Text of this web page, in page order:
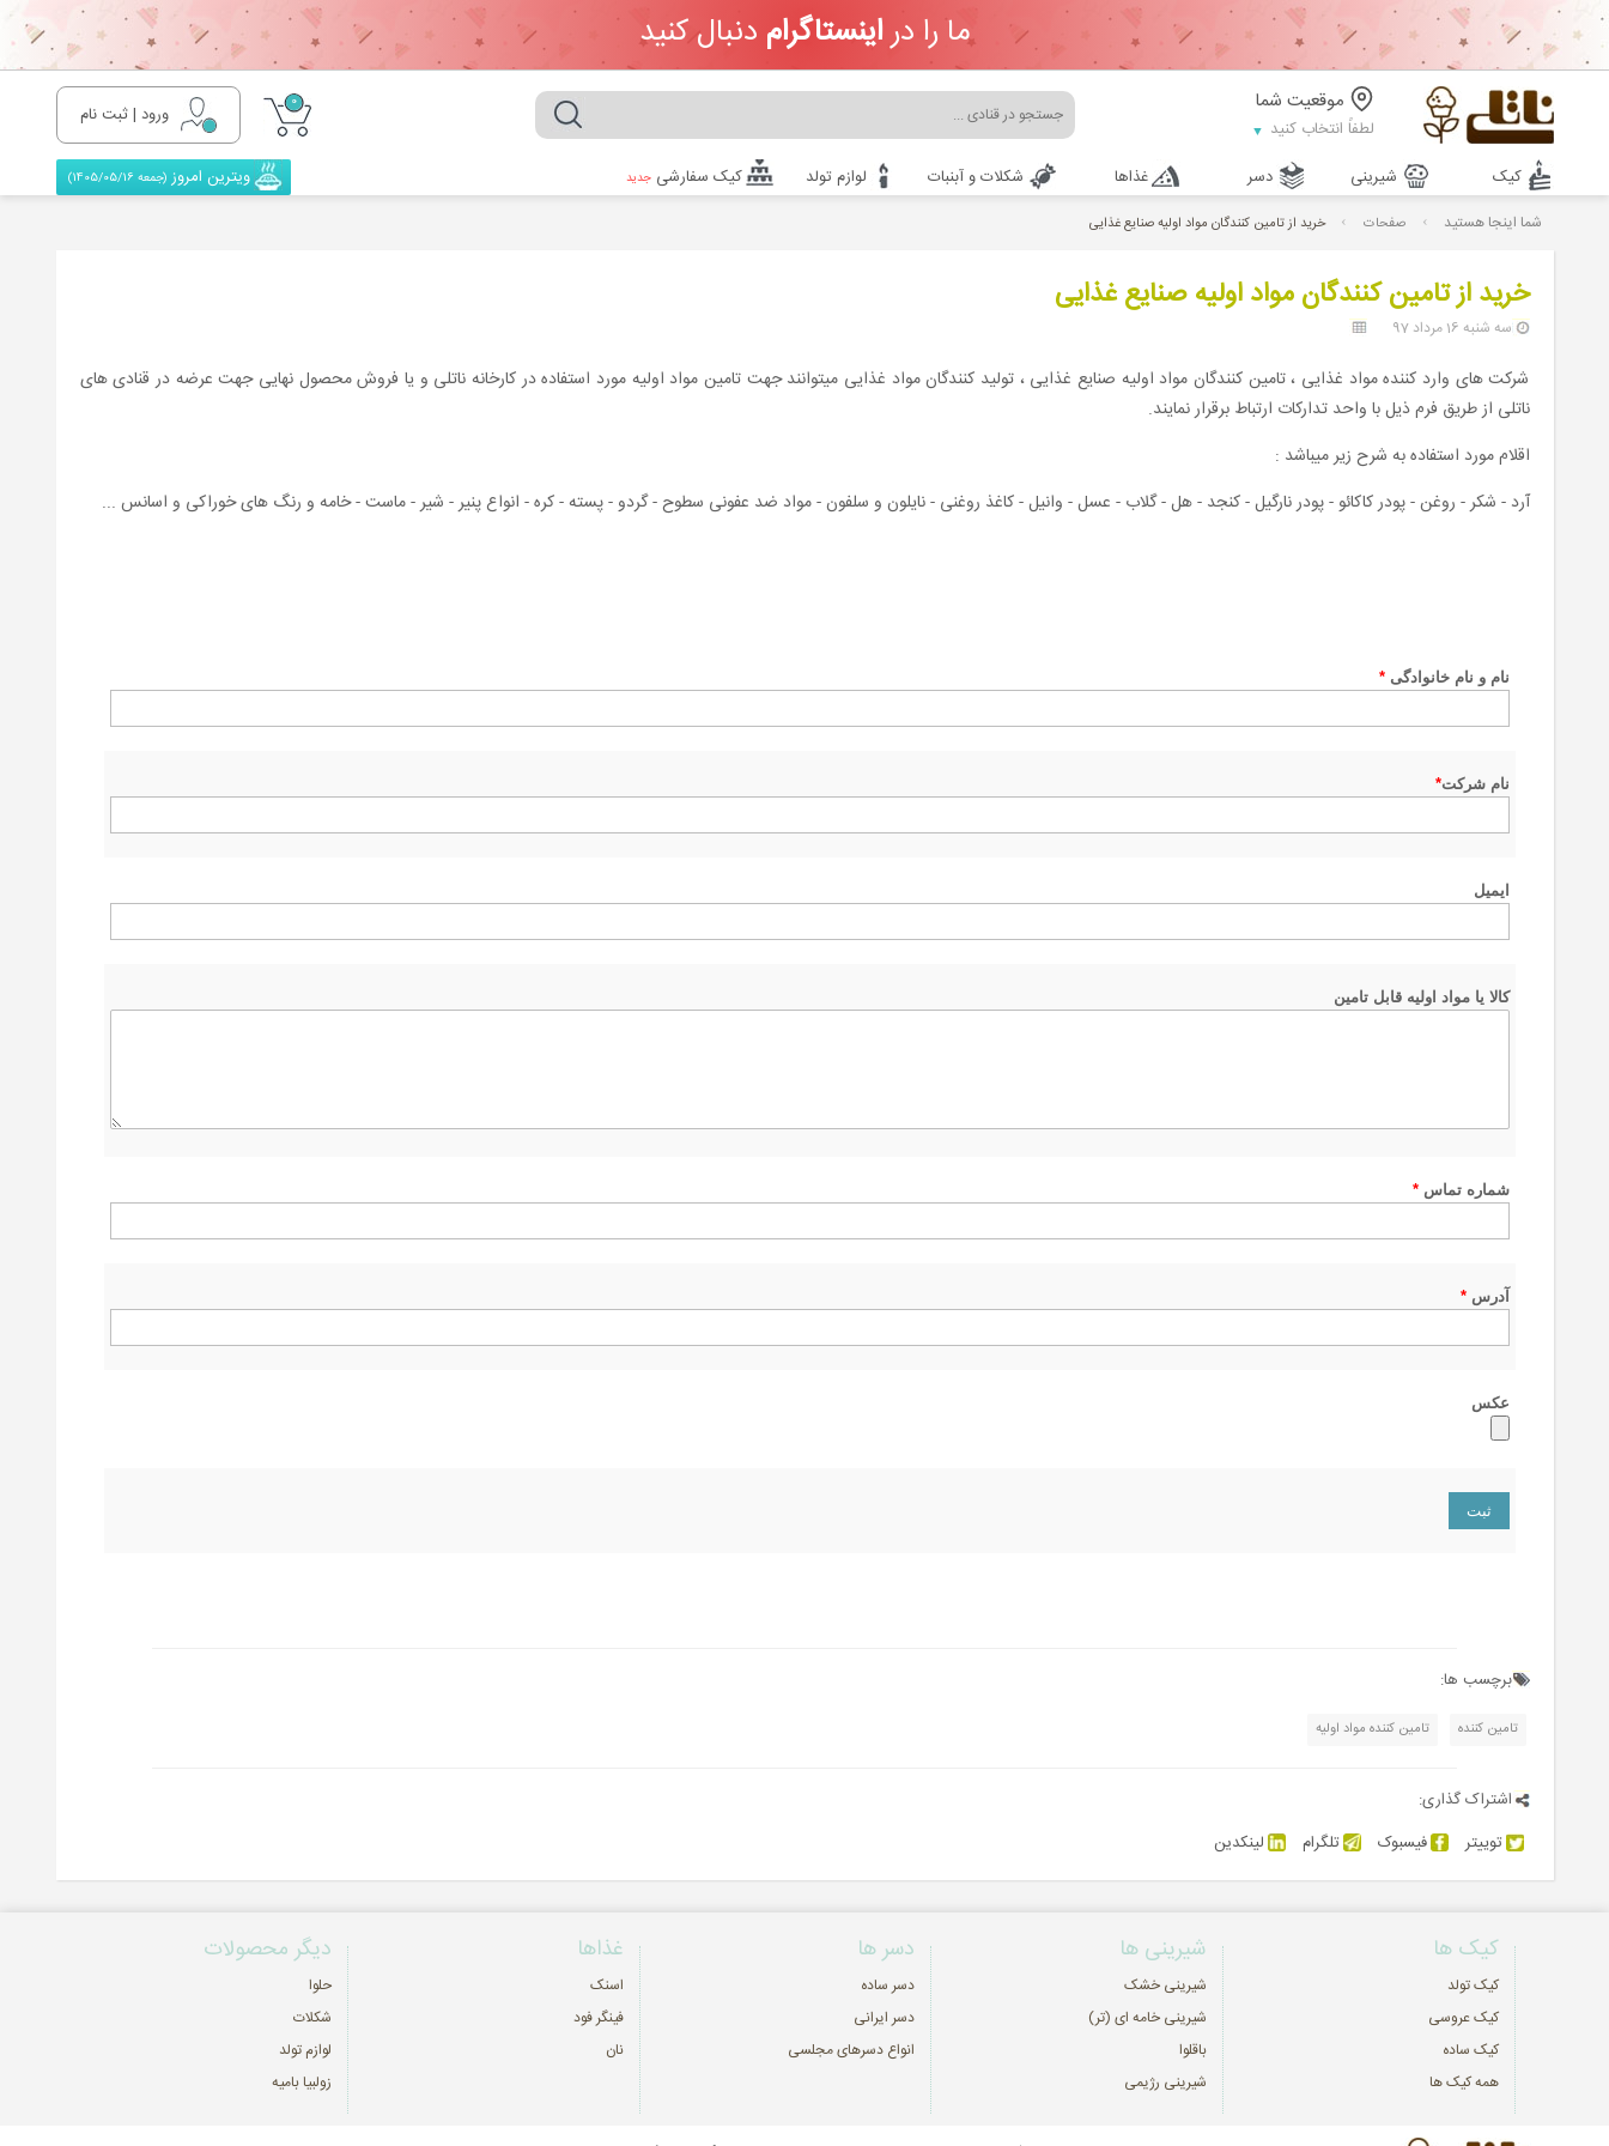
ما را دراینستاگرام دنبال کنید
موقعیت شما
لطفاً انتخاب کنید
0
ورود | ثبت نام
ویترین امروز(جمعه 1405/05/16) کیک شیرینی دسر غذاها شکلات و آبنبات لوازم تولد کیک سفارشیجدید
شما اینجا هستید صفحات خرید از تامین کنندگان مواد اولیه صنایع غذایی
خرید از تامین کنندگان مواد اولیه صنایع غذایی
سه شنبه 16 مرداد 97
شرکت های وارد کننده مواد غذایی ، تامین کنندگان مواد اولیه صنایع غذایی ، تولید کنندگان مواد غذایی میتوانند جهت تامین مواد اولیه مورد استفاده در کارخانه ناتلی و یا فروش محصول نهایی جهت عرضه در قنادی های
ناتلی از طریق فرم ذیل با واحد تدارکات ارتباط برقرار نمایند.
اقلام مورد استفاده به شرح زیر میباشد :
آرد - شکر - روغن - پودر کاکائو - پودر نارگیل - کنجد - هل - گلاب - عسل - وانیل - کاغذ روغنی - نایلون و سلفون - مواد ضد عفونی سطوح - گردو - پسته - کره - انواع پنیر - شیر - ماست - خامه و رنگ های خوراکی و اسانس ...
نام و نام خانوادگی*
نام شرکت*
ایمیل
کالا یا مواد اولیه قابل تامین
شماره تماس*
آدرس*
عکس
برچسب ها:
تامین کننده تامین کننده مواد اولیه
اشتراک گذاری:
توییتر
فیسبوک تلگرام لینکدین
کیک ها
کیک تولد
کیک عروسی
کیک ساده
همه کیک ها
شیرینی ها
شیرینی خشک
شیرینی خامه ای (تر)
باقلوا
شیرینی رژیمی
دسر ها
دسر ساده
دسر ایرانی
انواع دسرهای مجلسی
غذاها
اسنک
فینگر فود
نان
دیگر محصولات
حلوا
شکلات
لوازم تولد
زولبیا بامیه